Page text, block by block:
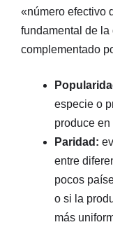
«número efectivo
fundamental de
complementado
especie o
produce
Paridad:
entre
pocos
o si la
más